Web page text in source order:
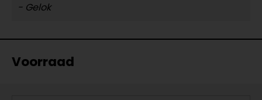
- Gelok
Voorraad